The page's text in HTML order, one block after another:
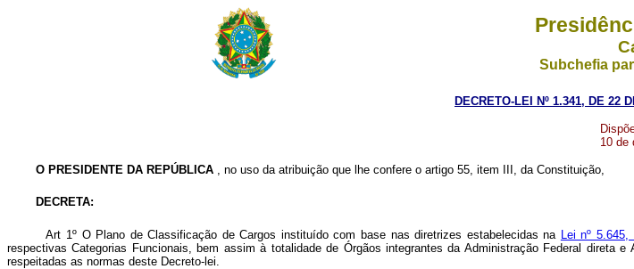
Subchefia
DECRETO-LEI Nº 1.341, DE 22
10 de
O PRESIDENTE DA REPÚBLICA , no uso da atribuição que lhe confere o artigo 55, item III, da Constituição,
DECRETA:
Art 1º O Plano de Classificação de Cargos instituído com base nas diretrizes estabelecidas na Lei nº
respectivas Categorias Funcionais, bem assim à totalidade de Órgãos integrantes da Administração Federal direta
respeitadas as normas deste Decreto-lei.